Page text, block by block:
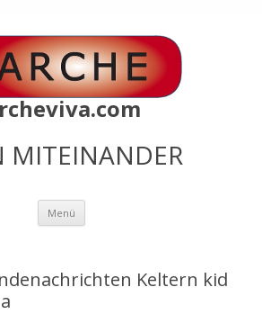
MITEINANDER
Menü Zum
springen
Keltern kid